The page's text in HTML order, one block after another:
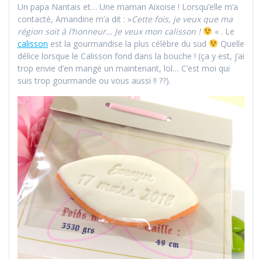
Un papa Nantais et… Une maman Aixoise ! Lorsqu’elle m’a
contacté, Amandine m’a dit : »Cette fois, je veux que ma
région soit à l’honneur… Je veux mon calisson !
« . Le
calisson est la gourmandise la plus célèbre du sud
Quelle
délice lorsque le Calisson fond dans la bouche ! (ça y est, j’ai
trop envie d’en mangé un maintenant, lol… C’est moi qui
suis trop gourmande ou vous aussi !! ??).